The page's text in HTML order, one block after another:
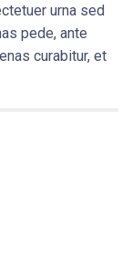
urna sed
pede, ante
curabitur, et